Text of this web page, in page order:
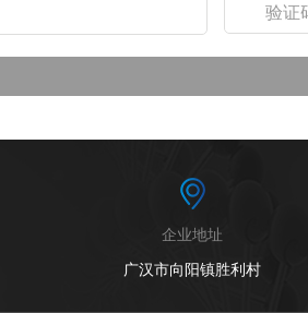
企业地址
广汉市向阳镇胜利村